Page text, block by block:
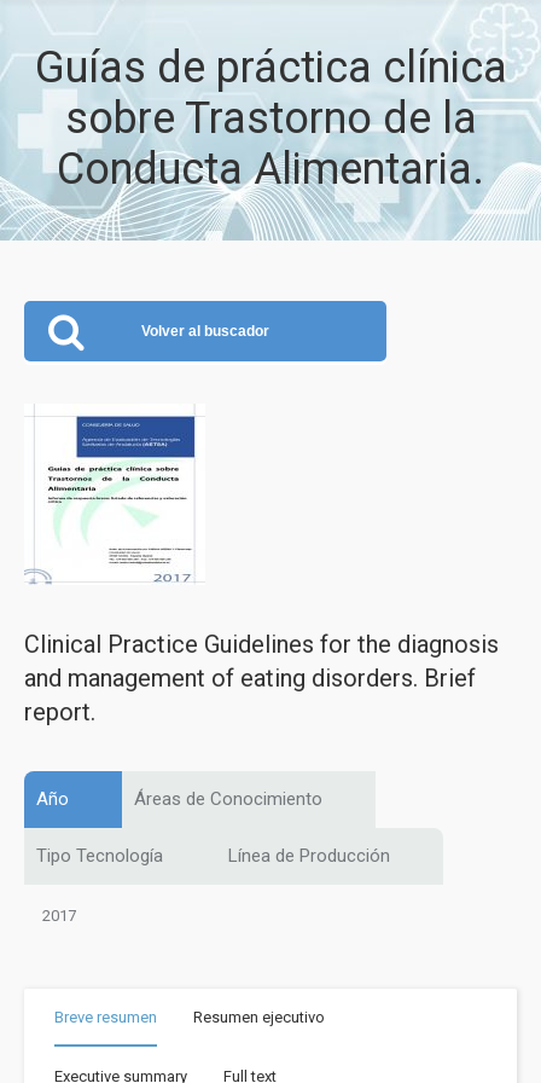
Guías de práctica clínica
sobre Trastorno de la
Conducta Alimentaria.
Volver al buscador
Clinical Practice Guidelines for the diagnosis
and management of eating disorders. Brief
report.
Año Áreas de Conocimiento
Tipo Tecnología Línea de Producción
2017
Breve resumen Resumen ejecutivo
Executive summary Full text